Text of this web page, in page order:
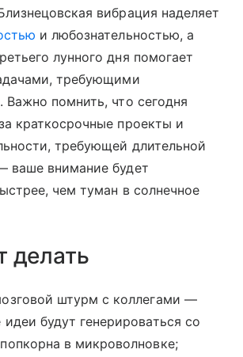
вибрация наделяет
и любознательностью, а
лунного дня помогает
требующими
Важно помнить, что сегодня
краткосрочные проекты и
требующей длительной
ваше внимание будет
чем туман в солнечное
делать
штурм с коллегами —
идеи будут генерироваться со
в микроволновке;